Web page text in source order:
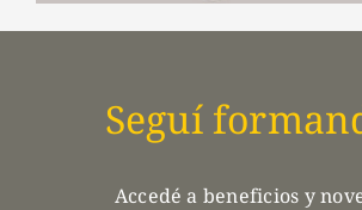
Seguí
Accedé a beneficios y